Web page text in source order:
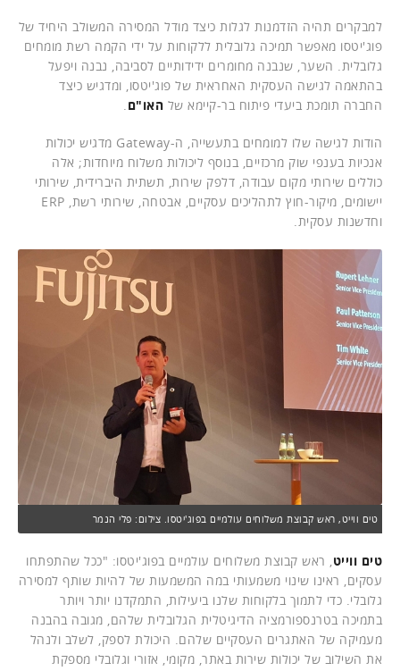
למבקרים תהיה הזדמנות לגלות כיצד מודל המסירה המשולב היחיד של
פוג'יטסו מאפשר תמיכה גלובלית ללקוחות על ידי הקמה רשת מומחים
גלובלית. השער, שנבנה מחומרים ידידותיים לסביבה, נבנה ויפעל
בהתאמה לגישה העסקית האחראית של פוג'יטסו, ומדגיש כיצד
החברה תומכת ביעדי פיתוח בר-קיימא של האו"ם.
הודות לגישה שלו למומחים בתעשייה, ה-Gateway מדגיש יכולות
אנכיות בענפי שוק מרכזיים, בנוסף ליכולות משלוח מיוחדות; אלה
כוללים שירותי מקום עבודה, דלפק שירות, תשתית היברידית, שירותי
יישומים, מיקור-חוץ לתהליכים עסקיים, אבטחה, שירותי רשת, ERP
וחדשנות עסקית.
טים ווייט, ראש קבוצת משלוחים עולמיים בפוג'יטסו. צילום: פלי הנמר
טים ווייט , ראש קבוצת משלוחים עולמיים בפוג'יטסו: "ככל שהתפתחו
עסקים, ראינו שינוי משמעותי במה המשמעות של להיות שותף למסירה
גלובלי. כדי לתמוך בלקוחות שלנו ביעילות, התמקדנו יותר ויותר
בתמיכה בטרנספורמציה הדיגיטלית הגלובלית שלהם, מגובה בהבנה
מעמיקה של האתגרים העסקיים שלהם. היכולת לספק, לשלב ולנהל
את השילוב של יכולות שירות באתר, מקומי, אזורי וגלובלי מספקת